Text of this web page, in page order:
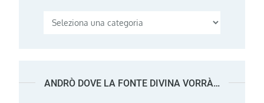
Categorie
ANDRÒ DOVE LA FONTE DIVINA VORRÀ…